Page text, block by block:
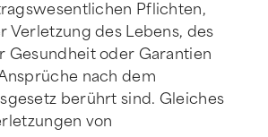
Pflichten,
Verletzung des Lebens, des
Gesundheit oder Garantien
nach dem
berührt sind. Gleiches
von